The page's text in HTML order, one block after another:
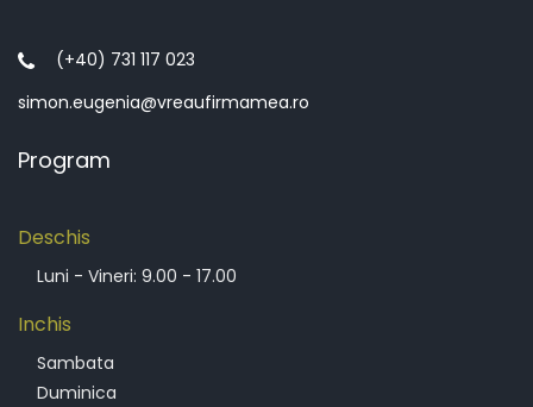
(+40) 731 117 023
simon.eugenia@vreaufirmamea.ro
Program
Deschis
Luni - Vineri: 9.00 - 17.00
Inchis
Sambata
Duminica